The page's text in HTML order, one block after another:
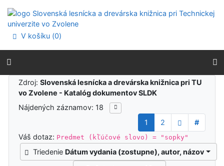
Prejsť na menu
Prehlásenie o webovej prístupnosti
V košíku (0)
Výsledky vyhľadávania
Zdroj:Slovenská lesnícka a drevárska knižnica pri TU
vo Zvolene - Katalóg dokumentov SLDK
Nájdených záznamov: 18
1
2
#
Váš dotaz: Predmet (kľúčové slovo) = "sopky"
Triedenie Dátum vydania (zostupne), autor, názov